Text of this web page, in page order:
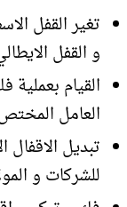
تغير القفل
و القفل
القيام
العامل
تبديل الاقفال
للشركات و